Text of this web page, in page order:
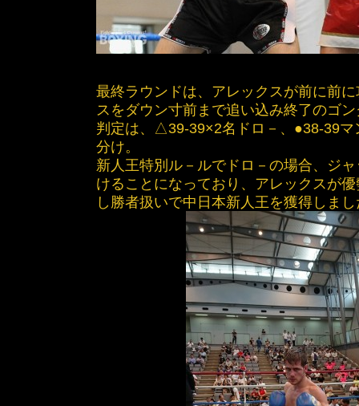
最終ラウンドは、アレックスが前に前
スをダウン寸前まで追い込み終了のゴ
判定は、△39-39×2名ドロ－、●38-39マ
分け。
新人王特別ル－ルでドロ－の場合、ジ
けることになっており、アレックスが
し勝者扱いで中日本新人王を獲得しま